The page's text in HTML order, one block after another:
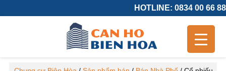
HOTLINE: 0834 00 66 88